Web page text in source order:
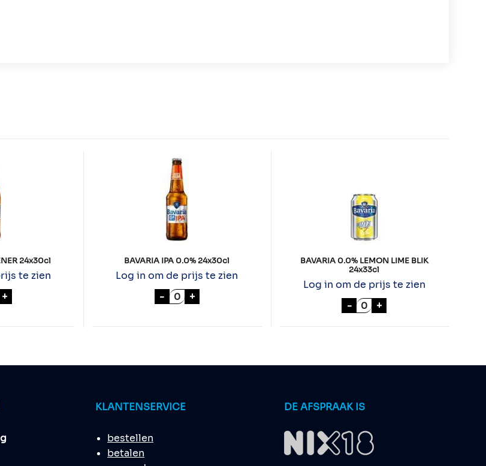
24x30cl
te zien
PILSENER 24x30cl aantal
+
BAVARIA IPA 0.0% 24x30cl
Log in om de prijs te zien
- BAVARIA IPA 0.0% 24x30cl aantal
+
BAVARIA 0.0% LEMON LIME BLIK
24x33cl
Log in om de prijs te zien
- BAVARIA 0.0% LEMON
+
KLANTENSERVICE
bestellen
betalen
DE AFSPRAAK IS